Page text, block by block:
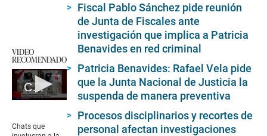
VIDEO
RECOMENDADO
Chats que involucran a la fiscalía
of
3
Chats que
Fiscal Pablo Sánchez pide reunión
de Junta de Fiscales ante
investigación que implica a Patricia
Benavides en red criminal
Patricia Benavides: Rafael Vela pide
que la Junta Nacional de Justicia la
suspenda de manera preventiva
Procesos disciplinarios y recortes de
personal afectan investigaciones